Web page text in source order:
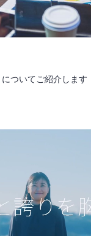
ついてご紹介します